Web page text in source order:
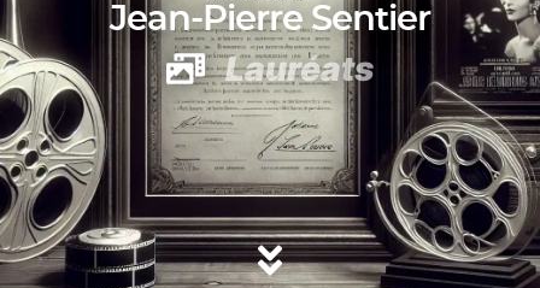
Jean-Pierre Sentier
Lauréats